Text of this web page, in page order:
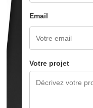
Email
Votre projet